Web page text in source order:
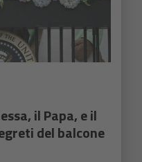
il Papa, e il
del balcone